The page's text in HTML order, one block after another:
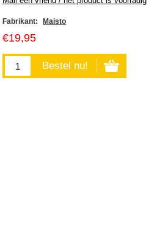
Fabrikant: Maisto
€19,95